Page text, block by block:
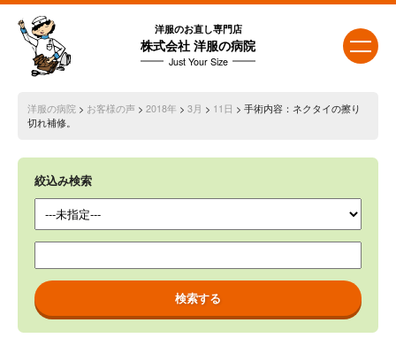
洋服のお直し専門店
株式会社 洋服の病院
Just Your Size
洋服の病院 > お客様の声> 2018年 > 3月 > 11日 > 手術内容：ネクタイの擦り
切れ補修。
絞込み検索